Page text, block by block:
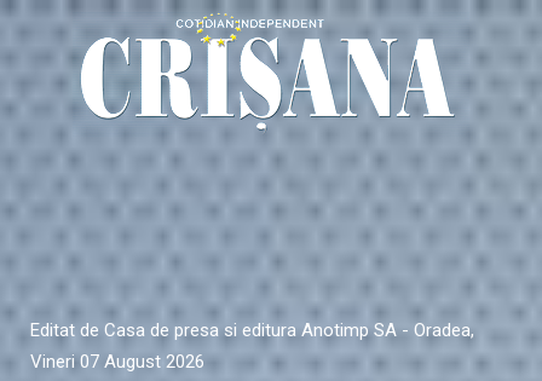
Editat de Casa de presa si editura Anotimp SA - Oradea,
Vineri 07 August 2026